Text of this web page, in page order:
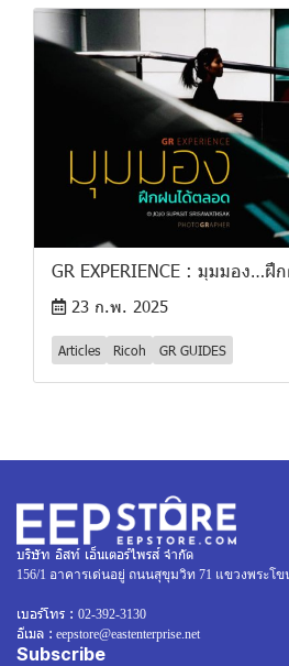
GR EXPERIENCE : มุมมอง…ฝึ
23 ก.พ. 2025
Articles Ricoh GR GUIDES
บริษัท อิสท์ เอ็นเตอร์ไพรส์ จำกัด
156/1 อาคารเด่นอยู่ ถนนสุขุมวิท 71 แขวงพระโ
เบอร์โทร : 02-392-3130
อีเมล : eepstore@eastenterprise.net
Subscribe